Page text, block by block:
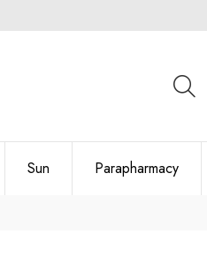
Sun Parapharmacy